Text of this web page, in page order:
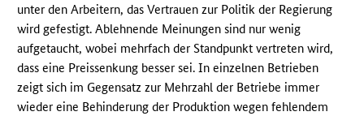
unter den Arbeitern, das Vertrauen zur Politik der Regierung
wird gefestigt. Ablehnende Meinungen sind nur wenig
aufgetaucht, wobei mehrfach der Standpunkt vertreten wird,
dass eine Preissenkung besser sei. In einzelnen Betrieben
zeigt sich im Gegensatz zur Mehrzahl der Betriebe immer
wieder eine Behinderung der Produktion wegen fehlendem